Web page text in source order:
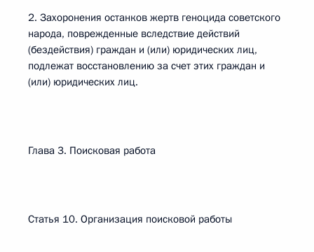
2. Захоронения останков жертв геноцида советского
народа, поврежденные вследствие действий
(бездействия) граждан и (или) юридических лиц,
подлежат восстановлению за счет этих граждан и
(или) юридических лиц.
Глава 3. Поисковая работа
Статья 10. Организация поисковой работы